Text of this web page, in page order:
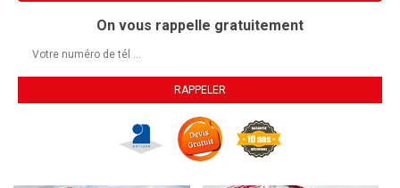
On vous rappelle gratuitement